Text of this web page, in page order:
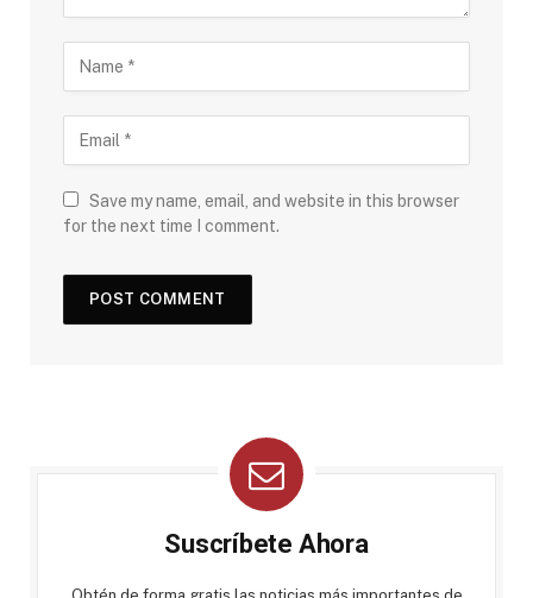
Save my name, email, and website in this browser
for the next time I comment.
Suscríbete Ahora